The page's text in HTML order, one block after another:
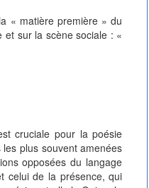
« matière première » du
et sur la scène sociale : «
cruciale pour la poésie
plus souvent amenées
opposées du langage
celui de la présence, qui